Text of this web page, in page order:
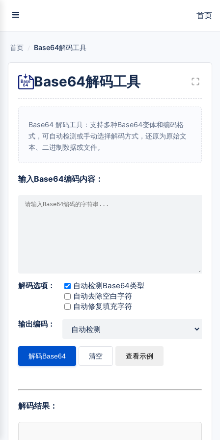
首页
首页 / Base64解码工具
Base64解码工具
Base64 解码工具：支持多种Base64变体和编码格
式，可自动检测或手动选择解码方式，还原为原始文
本、二进制数据或文件。
输入Base64编码内容：
解码选项：
自动检测Base64类型
自动去除空白字符
自动修复填充字符
输出编码：
解码Base64 清空 查看示例
解码结果：